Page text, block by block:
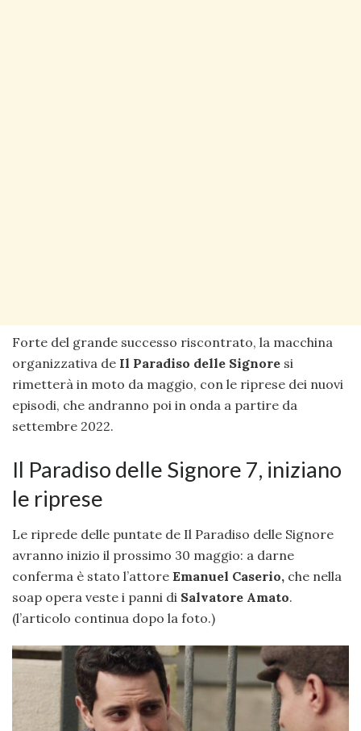
Forte del grande successo riscontrato, la macchina
organizzativa de Il Paradiso delle Signore si
rimetterà in moto da maggio, con le riprese dei nuovi
episodi, che andranno poi in onda a partire da
settembre 2022.
Il Paradiso delle Signore 7, iniziano
le riprese
Le riprede delle puntate de Il Paradiso delle Signore
avranno inizio il prossimo 30 maggio: a darne
conferma è stato l’attore Emanuel Caserio, che nella
soap opera veste i panni di Salvatore Amato.
(l’articolo continua dopo la foto.)